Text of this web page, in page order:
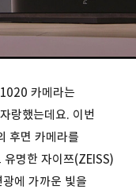
카메라는
랑했는데요. 이번
후면 카메라를
명한 자이쯔(ZEISS)
에 가까운 빛을